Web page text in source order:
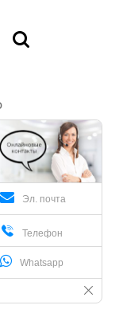

Эл. почта
 Телефон
Whatsapp
для